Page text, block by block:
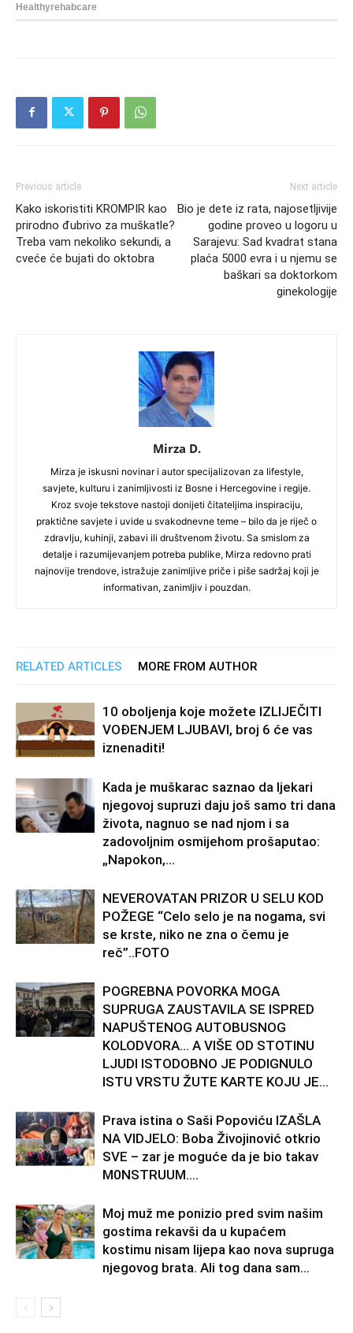
Previous article
Kako iskoristiti KROMPIR kao
prirodno đubrivo za muškatle?
Treba vam nekoliko sekundi, a
cveće će bujati do oktobra
Next article
Bio je dete iz rata, najosetljivije
godine proveo u logoru u
Sarajevu: Sad kvadrat stana
plaća 5000 evra i u njemu se
baškari sa doktorkom
ginekologije
Mirza D.
Mirza je iskusni novinar i autor specijalizovan za lifestyle,
savjete, kulturu i zanimljivosti iz Bosne i Hercegovine i regije.
Kroz svoje tekstove nastoji donijeti čitateljima inspiraciju,
praktične savjete i uvide u svakodnevne teme – bilo da je riječ o
zdravlju, kuhinji, zabavi ili društvenom životu. Sa smislom za
detalje i razumijevanjem potreba publike, Mirza redovno prati
najnovije trendove, istražuje zanimljive priče i piše sadržaj koji je
informativan, zanimljiv i pouzdan.
RELATED ARTICLES MORE FROM AUTHOR
10 oboljenja koje možete IZLIJEČITI
VOĐENJEM LJUBAVI, broj 6 će vas
iznenaditi!
Kada je muškarac saznao da ljekari
njegovoj supruzi daju još samo tri dana
života, nagnuo se nad njom i sa
zadovoljnim osmijehom prošaputao:
„Napokon,...
NEVEROVATAN PRIZOR U SELU KOD
POŽEGE “Celo selo je na nogama, svi
se krste, niko ne zna o čemu je
reč”..FOTO
POGREBNA POVORKA MOGA
SUPRUGA ZAUSTAVILA SE ISPRED
NAPUŠTENOG AUTOBUSNOG
KOLODVORA… A VIŠE OD STOTINU
LJUDI ISTODOBNO JE PODIGNULO
ISTU VRSTU ŽUTE KARTE KOJU JE...
Prava istina o Saši Popoviću IZAŠLA
NA VIDJELO: Boba Živojinović otkrio
SVE – zar je moguće da je bio takav
M0NSTRUUM….
Moj muž me ponizio pred svim našim
gostima rekavši da u kupaćem
kostimu nisam lijepa kao nova supruga
njegovog brata. Ali tog dana sam...